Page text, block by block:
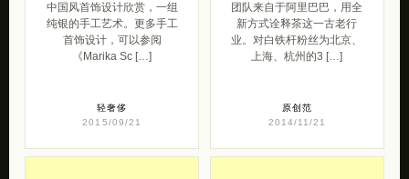
中国风首饰设计欣赏，一组
纯银的手工艺术。更多手工
首饰设计，可以参阅
《Marika Sc […]
轻奢侈
2015/09/21
团队来自于阿里巴巴，用全
新方式诠释茶这一古老行
业。对白铁杆粉丝为北京、
上海、杭州的3 […]
原创范
2014/11/21